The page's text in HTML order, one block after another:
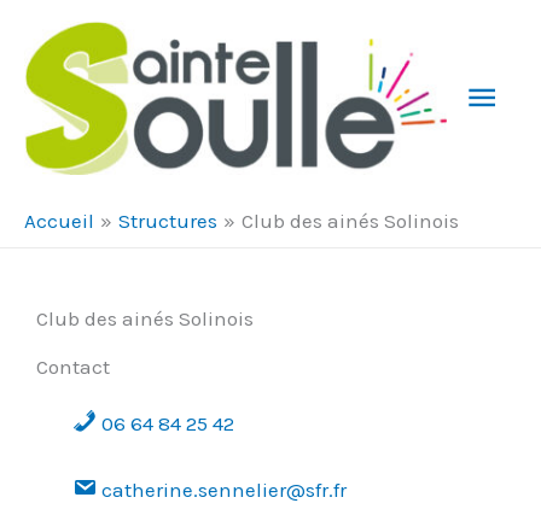
Accueil Structures Club des ainés Solinois
Club des ainés Solinois
Contact
06 64 84 25 42
catherine.sennelier@sfr.fr